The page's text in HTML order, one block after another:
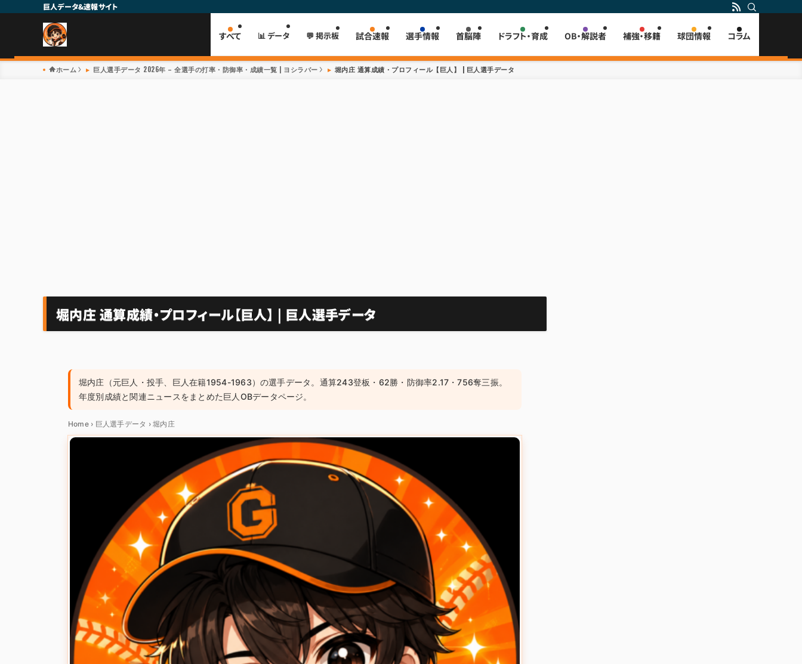
巨人データ&速報サイト
すべて 📊 データ 💬 掲示板 試合速報 選手情報 首脳陣 ドラフト・育成 OB・解説者 補強・移籍 球団情報 コラム
ホーム 巨人選手データ 2026年 – 全選手の打率・防御率・成績一覧 | ヨシラバー 堀内庄 通算成績・プロフィール【巨人】 | 巨人選手データ
堀内庄 通算成績・プロフィール【巨人】 | 巨人選手データ
堀内庄（元巨人・投手、巨人在籍1954-1963）の選手データ。通算243登板・62勝・防御率2.17・756奪三振。
年度別成績と関連ニュースをまとめた巨人OBデータページ。
Home› 巨人選手データ ›堀内庄